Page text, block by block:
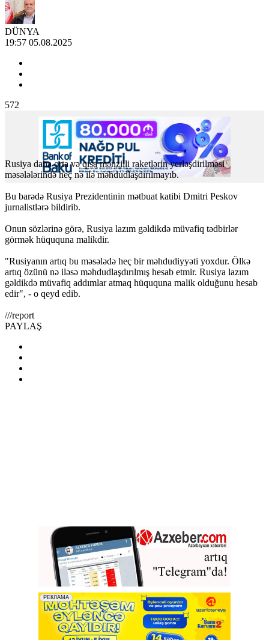
DÜNYA
19:57 05.08.2025
572
Rusiya daha orta və qısa mənzilli raketlərin yerləşdirilməsi
məsələlərində heç nə ilə məhdudlaşdırılmayıb.
Bu barədə Rusiya Prezidentinin mətbuat katibi Dmitri Peskov
jurnalistlərə bildirib.
Onun sözlərinə görə, Rusiya lazım gəldikdə müvafiq tədbirlər
görmək hüququna malikdir.
"Rusiyanın artıq bu məsələdə heç bir məhdudiyyəti yoxdur. Ölkə
artıq özünü nə iləsə məhdudlaşdırılmış hesab etmir. Rusiya lazım
gəldikdə müvafiq addımlar atmaq hüququna malik olduğunu hesab
edir", - o qeyd edib.
///report
PAYLAŞ